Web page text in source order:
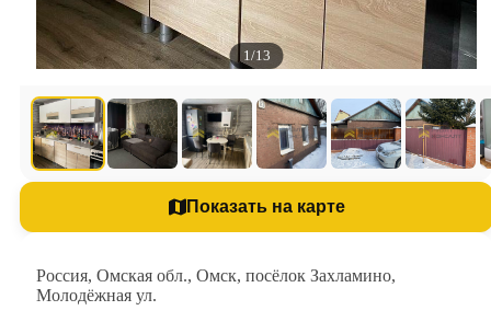
1/13
Показать на карте
Россия, Омская обл., Омск, посёлок Захламино,
Молодёжная ул.